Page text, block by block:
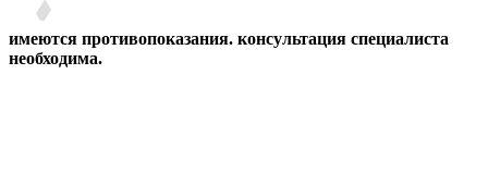
имеются противопоказания. консультация специалиста
необходима.